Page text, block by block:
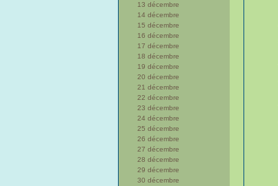
13 décembre
14 décembre
15 décembre
16 décembre
17 décembre
18 décembre
19 décembre
20 décembre
21 décembre
22 décembre
23 décembre
24 décembre
25 décembre
26 décembre
27 décembre
28 décembre
29 décembre
30 décembre